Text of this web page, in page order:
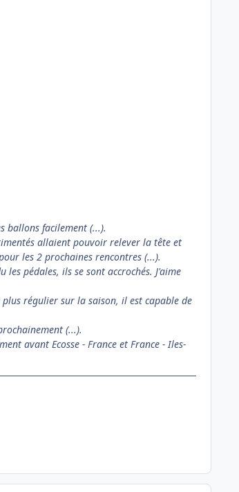
ballons facilement (...).
allaient pouvoir relever la tête et
les 2 prochaines rencontres (...).
pédales, ils se sont accrochés. J'aime
régulier sur la saison, il est capable de
(...).
avant Ecosse - France et France - Iles-